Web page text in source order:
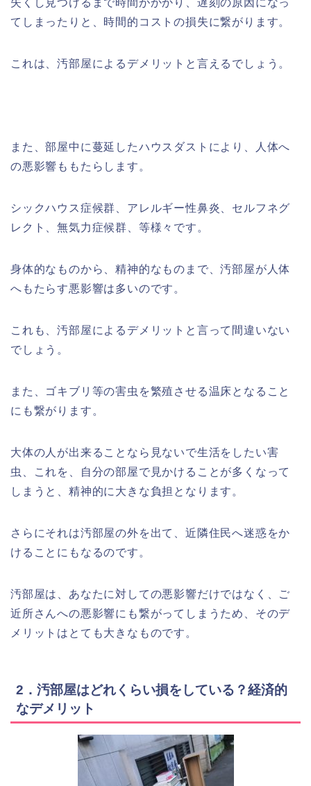
てしまったりと、時間的コストの損失に繋がります。
これは、汚部屋によるデメリットと言えるでしょう。
また、部屋中に蔓延したハウスダストにより、人体へ
の悪影響ももたらします。
シックハウス症候群、アレルギー性鼻炎、セルフネグ
レクト、無気力症候群、等様々です。
身体的なものから、精神的なものまで、汚部屋が人体
へもたらす悪影響は多いのです。
これも、汚部屋によるデメリットと言って間違いない
でしょう。
また、ゴキブリ等の害虫を繁殖させる温床となること
にも繋がります。
大体の人が出来ることなら見ないで生活をしたい害
虫、これを、自分の部屋で見かけることが多くなって
しまうと、精神的に大きな負担となります。
さらにそれは汚部屋の外を出て、近隣住民へ迷惑をか
けることにもなるのです。
汚部屋は、あなたに対しての悪影響だけではなく、ご
近所さんへの悪影響にも繋がってしまうため、そのデ
メリットはとても大きなものです。
2．汚部屋はどれくらい損をしている？経済的
なデメリット